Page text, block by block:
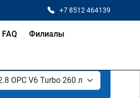
+7 8512 464139
FAQ Филиалы